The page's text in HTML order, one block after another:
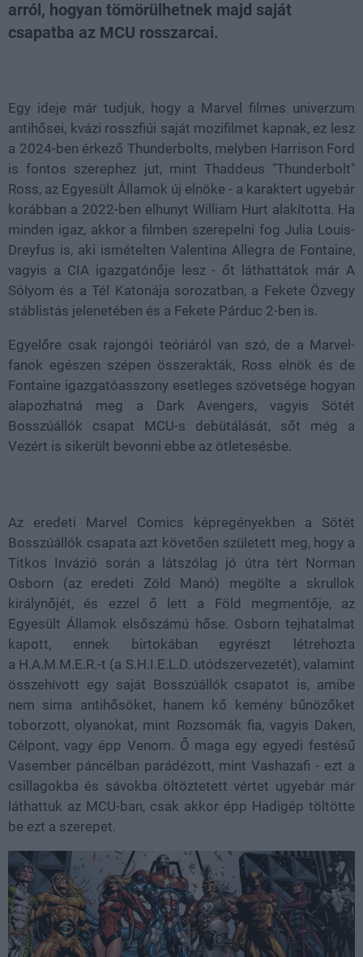
arról, hogyan tömörülhetnek majd saját
csapatba az MCU rosszarcai.
Egy ideje már tudjuk, hogy a Marvel filmes univerzum
antihősei, kvázi rosszfiúi saját mozifilmet kapnak, ez lesz
a 2024-ben érkező Thunderbolts, melyben Harrison Ford
is fontos szerephez jut, mint Thaddeus "Thunderbolt"
Ross, az Egyesült Államok új elnöke - a karaktert ugyebár
korábban a 2022-ben elhunyt William Hurt alakította. Ha
minden igaz, akkor a filmben szerepelni fog Julia Louis-
Dreyfus is, aki ismételten Valentina Allegra de Fontaine,
vagyis a CIA igazgatónője lesz - őt láthattátok már A
Sólyom és a Tél Katonája sorozatban, a Fekete Özvegy
stáblistás jelenetében és a Fekete Párduc 2-ben is.
Egyelőre csak rajongói teóriáról van szó, de a Marvel-
fanok egészen szépen összerakták, Ross elnök és de
Fontaine igazgatóasszony esetleges szövetsége hogyan
alapozhatná meg a Dark Avengers, vagyis Sötét
Bosszúállók csapat MCU-s debütálását, sőt még a
Vezért is sikerült bevonni ebbe az ötletesésbe.
Az eredeti Marvel Comics képregényekben a Sötét
Bosszúállók csapata azt követően született meg, hogy a
Titkos Invázió során a látszólag jó útra tért Norman
Osborn (az eredeti Zöld Manó) megölte a skrullok
királynőjét, és ezzel ő lett a Föld megmentője, az
Egyesült Államok elsőszámú hőse. Osborn tejhatalmat
kapott, ennek birtokában egyrészt létrehozta
a H.A.M.M.E.R.-t (a S.H.I.E.L.D. utódszervezetét), valamint
összehívott egy saját Bosszúállók csapatot is, amibe
nem sima antihősöket, hanem kő kemény bűnözőket
toborzott, olyanokat, mint Rozsomák fia, vagyis Daken,
Célpont, vagy épp Venom. Ő maga egy egyedi festésű
Vasember páncélban parádézott, mint Vashazafi - ezt a
csillagokba és sávokba öltöztetett vértet ugyebár már
láthattuk az MCU-ban, csak akkor épp Hadigép töltötte
be ezt a szerepet.